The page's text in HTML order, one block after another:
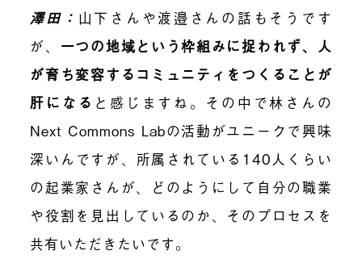
澤田： 山下さんや渡邉さんの話もそうです
が、 一つの地域という枠組みに捉われず、人
が育ち変容するコミュニティをつくることが
肝になる と感じますね。その中で林さんの
Next Commons Labの活動がユニークで興味
深いんですが、所属されている140人くらい
の起業家さんが、どのようにして自分の職業
や役割を見出しているのか、そのプロセスを
共有いただきたいです。